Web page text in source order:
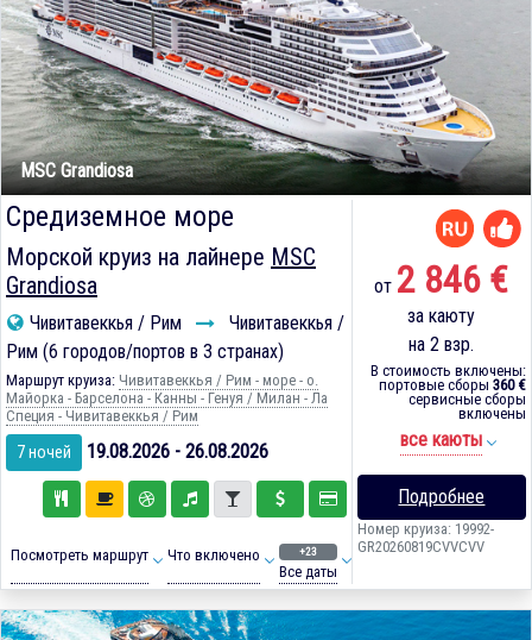
MSC Grandiosa
Средиземное море
Морской круиз на лайнере MSC
Grandiosa
Чивитавеккья / Рим
Чивитавеккья /
Рим (6 городов/портов в 3 странах)
Маршрут круиза: Чивитавеккья / Рим - море - о.
Майорка - Барселона - Канны - Генуя / Милан - Ла
Специя - Чивитавеккья / Рим
7 ночей 19.08.2026 - 26.08.2026
Посмотреть маршрут Что включено +23
Все даты
от 2 846 €
за каюту
на 2 взр.
В стоимость включены:
портовые сборы 360 €
сервисные сборы
включены
все каюты
Подробнее
Номер круиза: 19992-
GR20260819CVVCVV